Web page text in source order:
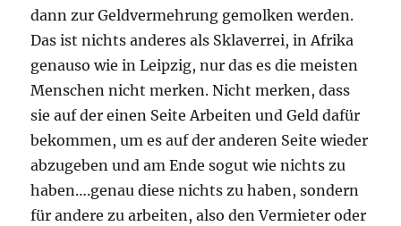
dann zur Geldvermehrung gemolken werden.
Das ist nichts anderes als Sklaverrei, in Afrika
genauso wie in Leipzig, nur das es die meisten
Menschen nicht merken. Nicht merken, dass
sie auf der einen Seite Arbeiten und Geld dafür
bekommen, um es auf der anderen Seite wieder
abzugeben und am Ende sogut wie nichts zu
haben….genau diese nichts zu haben, sondern
für andere zu arbeiten, also den Vermieter oder